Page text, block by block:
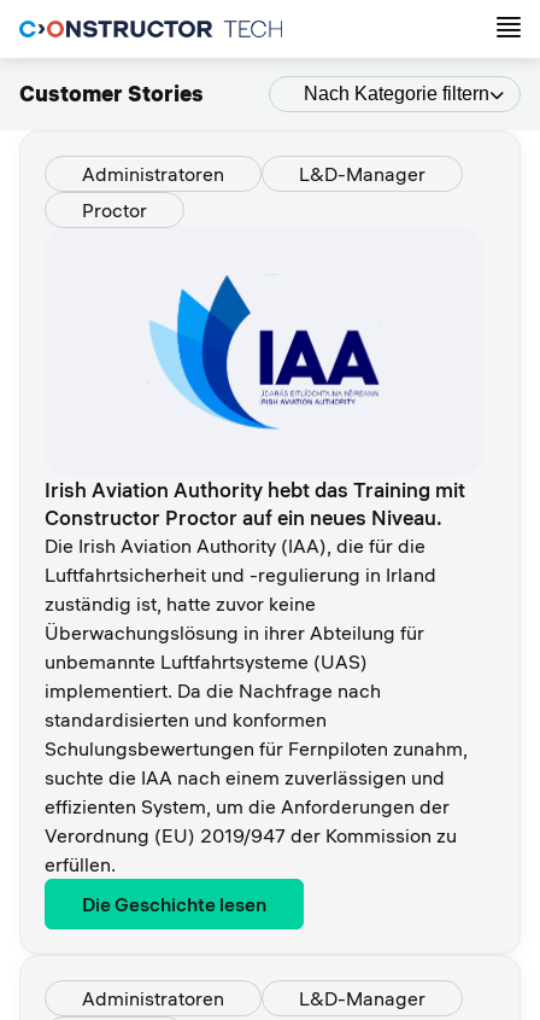
Customer Stories Nach Kategorie filtern
Administratoren
L&D-Manager
Proctor
Irish Aviation Authority hebt das Training mit
Constructor Proctor auf ein neues Niveau.
Die Irish Aviation Authority (IAA), die für die
Luftfahrtsicherheit und -regulierung in Irland
zuständig ist, hatte zuvor keine
Überwachungslösung in ihrer Abteilung für
unbemannte Luftfahrtsysteme (UAS)
implementiert. Da die Nachfrage nach
standardisierten und konformen
Schulungsbewertungen für Fernpiloten zunahm,
suchte die IAA nach einem zuverlässigen und
effizienten System, um die Anforderungen der
Verordnung (EU) 2019/947 der Kommission zu
erfüllen.
Die Geschichte lesen
Administratoren
L&D-Manager